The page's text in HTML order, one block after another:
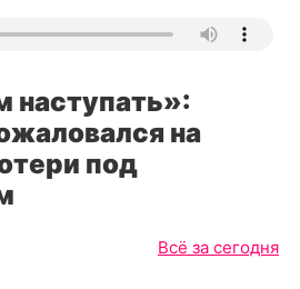
наступать»:
на
под
Всё за сегодня